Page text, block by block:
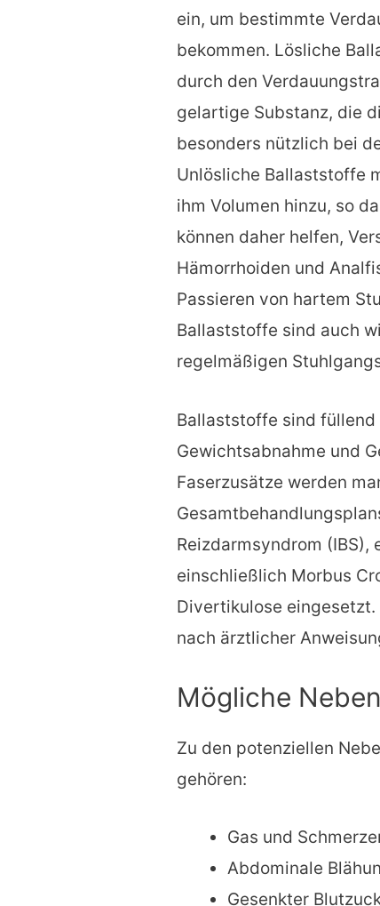
ein, um bestimmte
bekommen. Lösliche
durch den
gelartige Substanz, die
besonders nützlich bei
Unlösliche Ballaststoffe
ihm Volumen hinzu, so
können daher helfen,
Hämorrhoiden und
Passieren von hartem
Ballaststoffe sind auch
regelmäßigen
Ballaststoffe sind
Gewichtsabnahme und
Faserzusätze werden
Reizdarmsyndrom (IBS),
einschließlich Morbus
Divertikulose
nach ärztlicher
Mögliche
Zu den potenziellen
gehören:
Gas und
Abdominale
Gesenkter